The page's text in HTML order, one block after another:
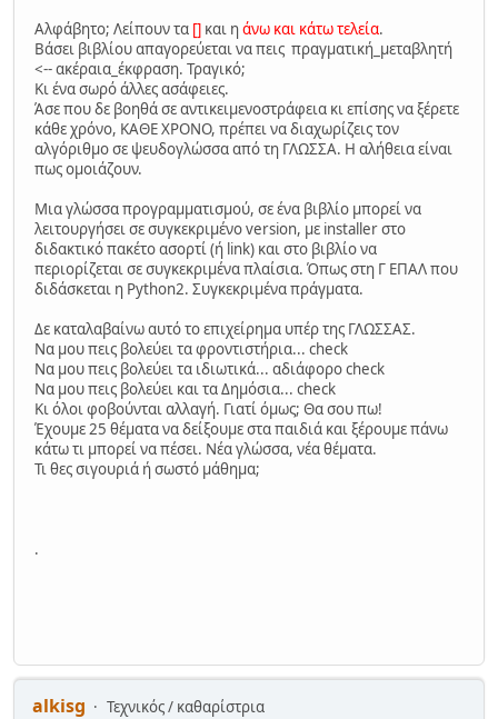
Αλφάβητο; Λείπουν τα [] και ηάνω και κάτω τελεία.
Βάσει βιβλίου απαγορεύεται να πεις πραγματική_μεταβλητή
<-- ακέραια_έκφραση. Τραγικό;
Κι ένα σωρό άλλες ασάφειες.
Άσε που δε βοηθά σε αντικειμενοστράφεια κι επίσης να ξέρετε
κάθε χρόνο, ΚΑΘΕ ΧΡΟΝΟ, πρέπει να διαχωρίζεις τον
αλγόριθμο σε ψευδογλώσσα από τη ΓΛΩΣΣΑ. Η αλήθεια είναι
πως ομοιάζουν.
Μια γλώσσα προγραμματισμού, σε ένα βιβλίο μπορεί να
λειτουργήσει σε συγκεκριμένο version, με installer στο
διδακτικό πακέτο ασορτί (ή link) και στο βιβλίο να
περιορίζεται σε συγκεκριμένα πλαίσια. Όπως στη Γ ΕΠΑΛ που
διδάσκεται η Python2. Συγκεκριμένα πράγματα.
Δε καταλαβαίνω αυτό το επιχείρημα υπέρ της ΓΛΩΣΣΑΣ.
Να μου πεις βολεύει τα φροντιστήρια... check
Να μου πεις βολεύει τα ιδιωτικά... αδιάφορο check
Να μου πεις βολεύει και τα Δημόσια... check
Κι όλοι φοβούνται αλλαγή. Γιατί όμως; Θα σου πω!
Έχουμε 25 θέματα να δείξουμε στα παιδιά και ξέρουμε πάνω
κάτω τι μπορεί να πέσει. Νέα γλώσσα, νέα θέματα.
Τι θες σιγουριά ή σωστό μάθημα;
.
alkisg
Τεχνικός / καθαρίστρια